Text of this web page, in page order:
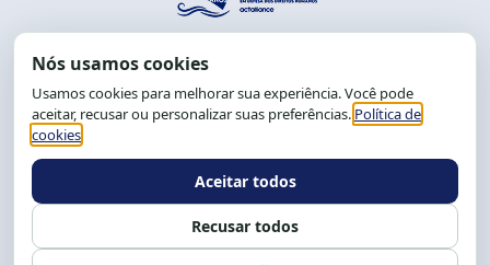
End.: R. da Graça, 150. Graça
CEP: 40.150-055
Salvador-BA, Brasil.
Tel.: (71) 2104-5457, Cel.: (71) 9 9239-2104 ou 2105
Expediente: 8h às 12h e 13 às 17h.
Siga nossas redes Fale conosco